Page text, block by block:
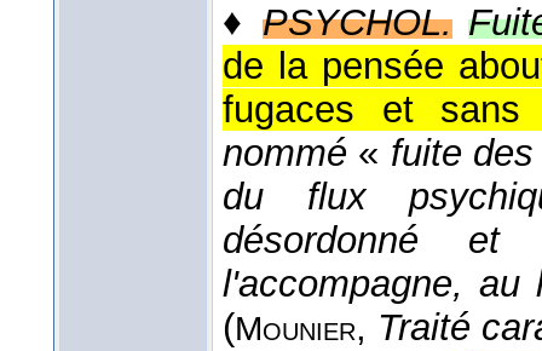
♦ PSYCHOL.
de la pensée
fugaces et sans
nommé « fuite
du flux
désordonné
l'accompagne, au
(Mounier, Traité